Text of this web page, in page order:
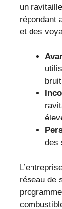
un
répondant
et des
des
L’entreprise
réseau de